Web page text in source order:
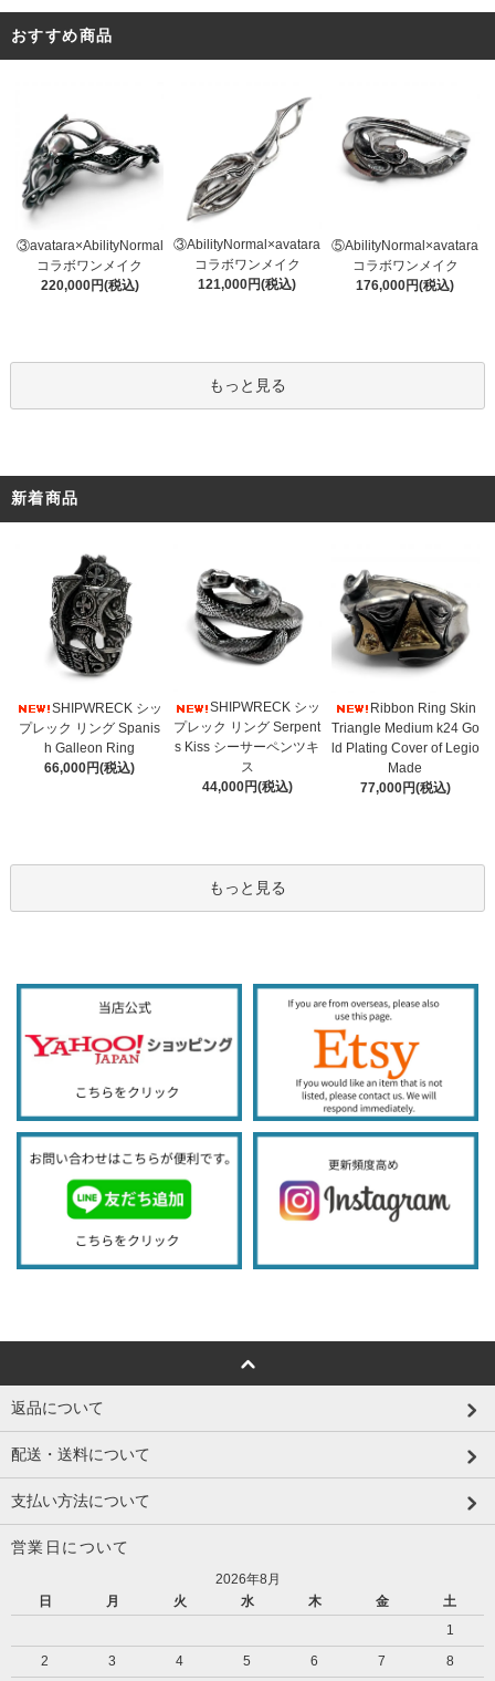
おすすめ商品
③avatara×AbilityNormal
コラボワンメイク
220,000円(税込)
③AbilityNormal×avatara
コラボワンメイク
121,000円(税込)
⑤AbilityNormal×avatara
コラボワンメイク
176,000円(税込)
もっと見る
新着商品
SHIPWRECK シッ
プレック リング Spanis
h Galleon Ring
66,000円(税込)
SHIPWRECK シッ
プレック リング Serpent
s Kiss シーサーペンツキ
ス
44,000円(税込)
Ribbon Ring Skin
Triangle Medium k24 Go
ld Plating Cover of Legio
Made
77,000円(税込)
もっと見る
返品について
配送・送料について
支払い方法について
営業日について
2026年8月
日
月 火 水 木 金
土
1
2
3 4 5 6 7
8